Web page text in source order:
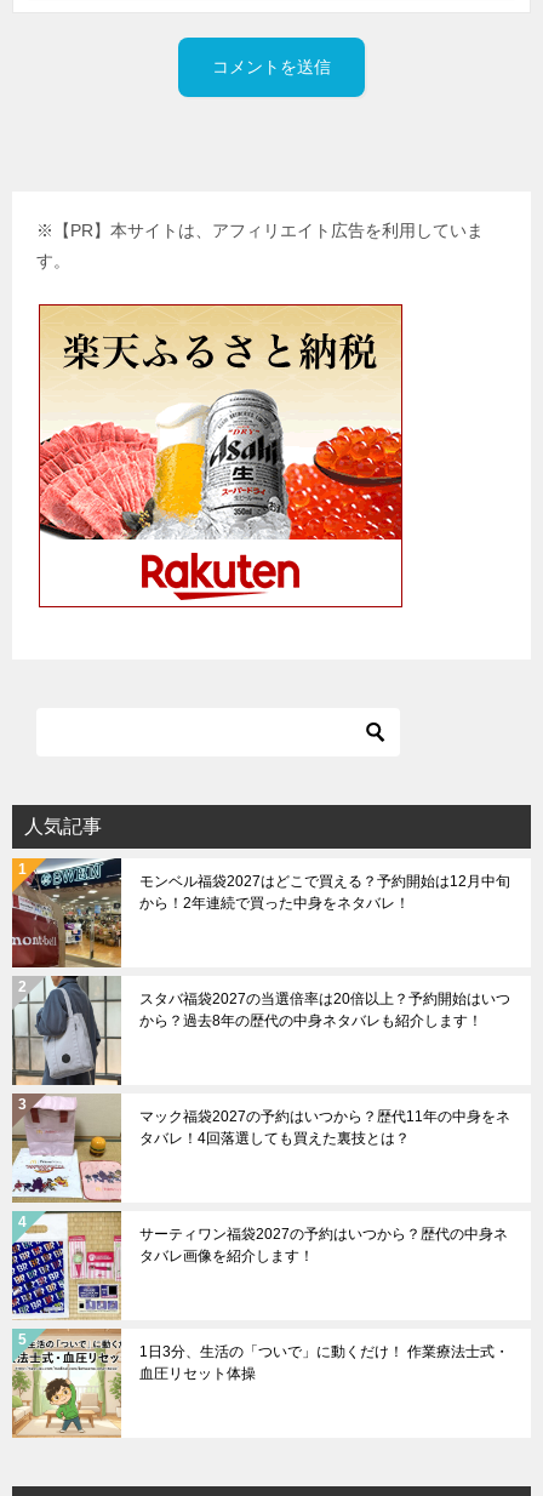
※【PR】本サイトは、アフィリエイト広告を利用していま
す。
人気記事
モンベル福袋2027はどこで買える？予約開始は12月中旬
から！2年連続で買った中身をネタバレ！
スタバ福袋2027の当選倍率は20倍以上？予約開始はいつ
から？過去8年の歴代の中身ネタバレも紹介します！
マック福袋2027の予約はいつから？歴代11年の中身をネ
タバレ！4回落選しても買えた裏技とは？
サーティワン福袋2027の予約はいつから？歴代の中身ネ
タバレ画像を紹介します！
1日3分、生活の「ついで」に動くだけ！ 作業療法士式・
血圧リセット体操